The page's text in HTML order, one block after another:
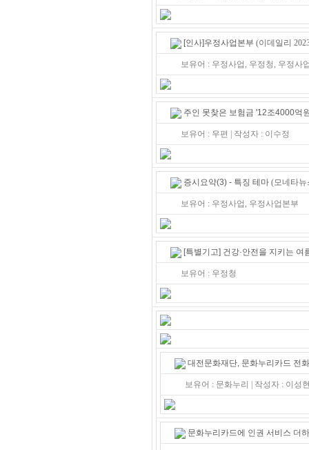
[인사]우정사업본부 (이데일리
보유어 : 우정사업, 우정청, 우정
주인 못찾은 보험금 '12조4000억
보유어 : 우편 | 작성자 : 이수정
증시요약(3) - 특징 테마 (모네타뉴
보유어 : 우정사업, 우정사업본부
[특별기고] 건강·안전을 지키는 여
보유어 : 우정청
대전문화재단, 문화누리카드 전
보유어 : 문화누리 | 작성자 : 이
문화누리카드에 인권 서비스 더